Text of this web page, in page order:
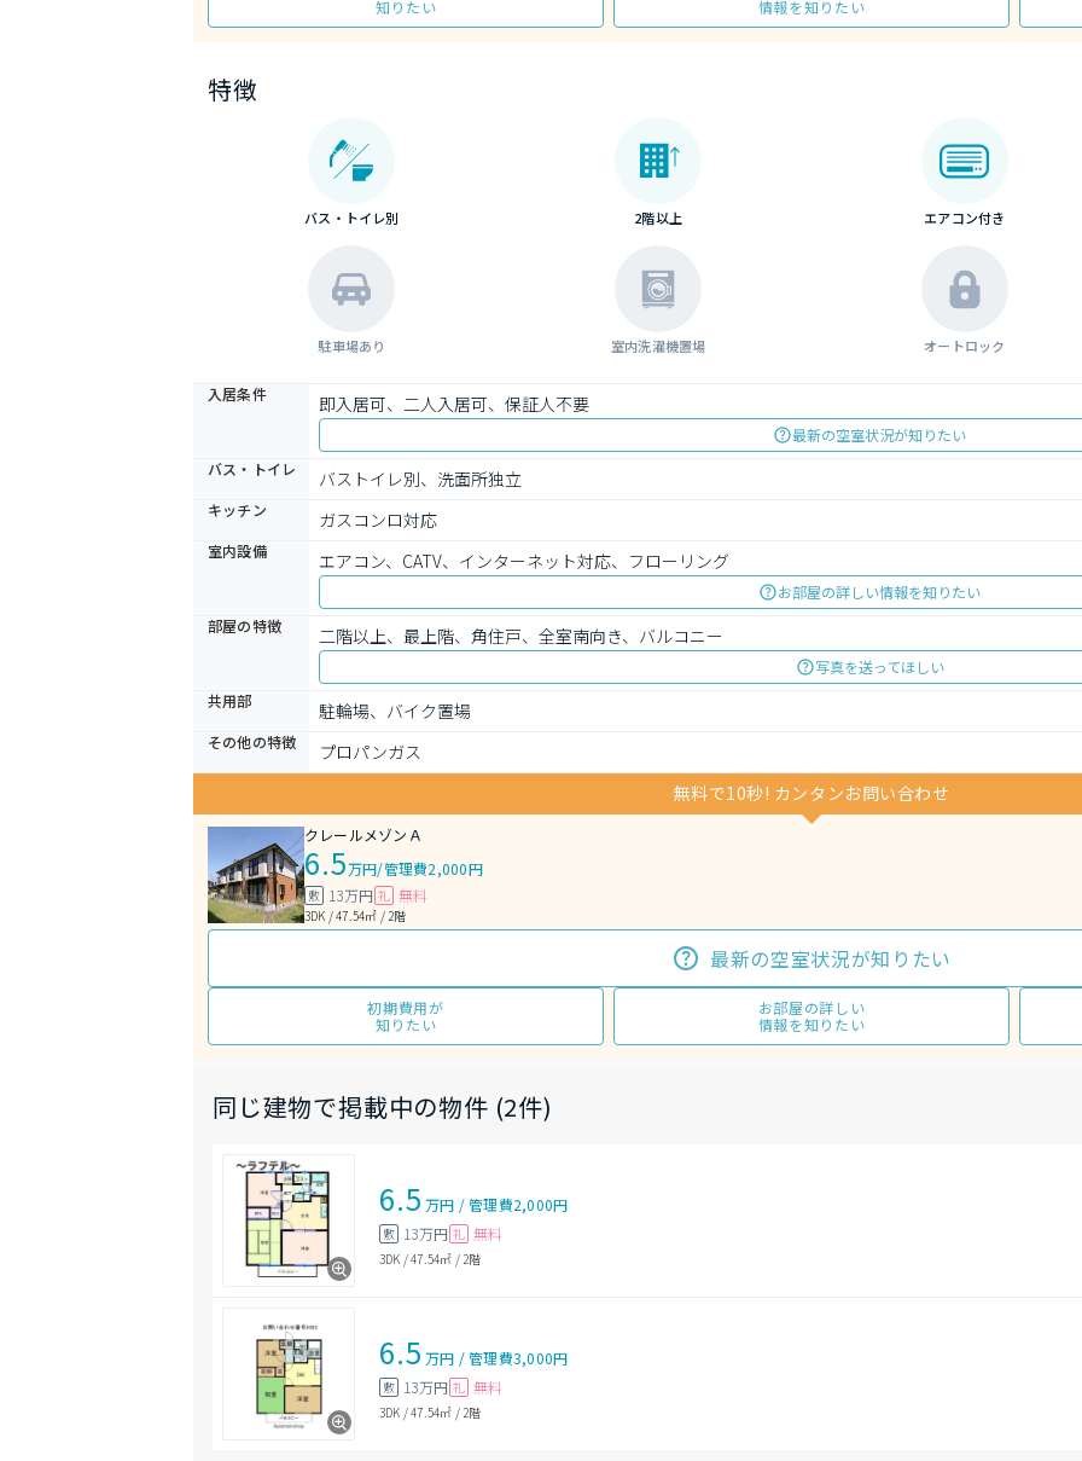
知りたい
情報を知りたい
特徴
バス・トイレ別 2階以上 エアコン付き
駐車場あり 室内洗濯機置場 オートロック
入居条件 即入居可、二人入居可、保証人不要
最新の空室状況が知りたい
バス・トイレ
バストイレ別、洗面所独立
キッチン ガスコンロ対応
室内設備 エアコン、CATV、インターネット対応、フローリング
お部屋の詳しい情報を知りたい
部屋の特徴
二階以上、最上階、角住戸、全室南向き、バルコニー
写真を送ってほしい
共用部
駐輪場、バイク置場
その他の特徴
プロパンガス
無料で10秒! カンタンお問い合わせ
クレールメゾンＡ
6.5万円/管理費2,000円
敷 13万円 礼 無料
3DK / 47.54㎡ / 2階
最新の空室状況が知りたい
初期費用が
知りたい
お部屋の詳しい
情報を知りたい
同じ建物で掲載中の物件 (2件)
6.5 万円 /管理費2,000円
敷 13万円 礼 無料
3DK /47.54㎡ / 2階
6.5 万円 /管理費3,000円
敷 13万円 礼 無料
3DK /47.54㎡ / 2階